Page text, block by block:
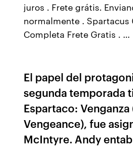
juros . Frete grátis.
normalmente . Spartacus
Completa Frete Gratis . …
El papel del
segunda temporada
Espartaco:
Vengeance), fue
McIntyre. Andy